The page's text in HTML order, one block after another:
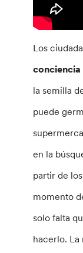
Los
la semilla
puede
en la
partir de
momento
solo falta
hacerlo. La